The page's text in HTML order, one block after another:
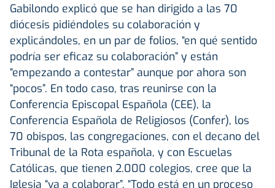
Gabilondo explicó que se han dirigido a las 70
diócesis pidiéndoles su colaboración y
explicándoles, en un par de folios, “en qué sentido
podría ser eficaz su colaboración” y están
“empezando a contestar” aunque por ahora son
“pocos”. En todo caso, tras reunirse con la
Conferencia Episcopal Española (CEE), la
Conferencia Española de Religiosos (Confer), los
70 obispos, las congregaciones, con el decano del
Tribunal de la Rota española, y con Escuelas
Católicas, que tienen 2.000 colegios, cree que la
Iglesia “va a colaborar”. “Todo está en un proceso